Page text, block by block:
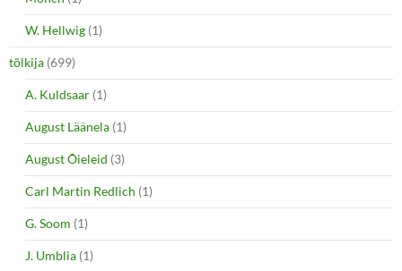
W. Hellwig (1)
tõlkija (699)
A. Kuldsaar (1)
August Läänela (1)
August Õieleid (3)
Carl Martin Redlich (1)
G. Soom (1)
J. Umblia (1)